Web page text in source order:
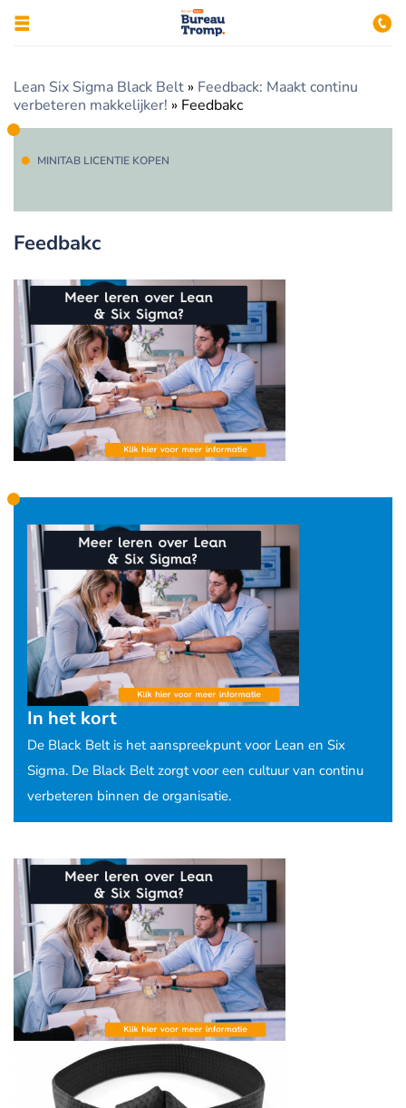
Lean Six Sigma Black Belt » Feedback: Maakt continu
verbeteren makkelijker! » Feedbakc
MINITAB LICENTIE KOPEN
Feedbakc
In het kort
De Black Belt is het aanspreekpunt voor Lean en Six
Sigma. De Black Belt zorgt voor een cultuur van continu
verbeteren binnen de organisatie.